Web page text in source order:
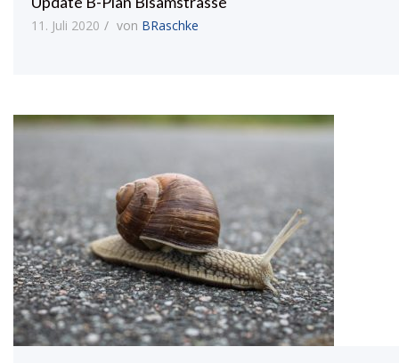
11. Juli 2020 von BRaschke